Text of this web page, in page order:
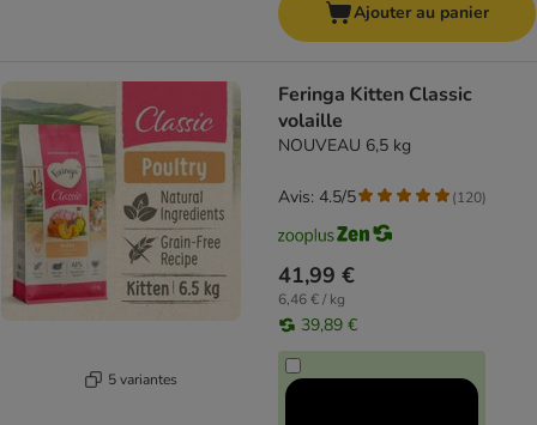
Ajouter au panier
5 variantes
Feringa Kitten Classic
volaille
NOUVEAU 6,5 kg
41,99 €
6,46 € / kg
39,89 €
Avis: 4.5/5 (120)